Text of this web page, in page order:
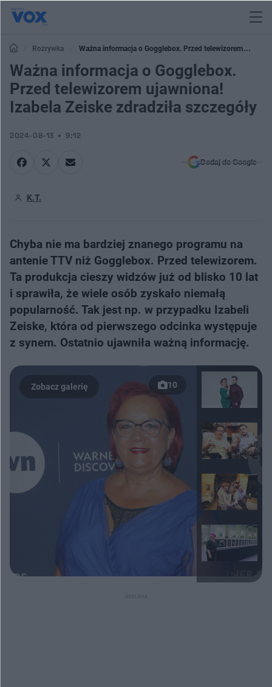
Rozrywka
Ważna informacja o Gogglebox. Przed telewizorem
ujawniona! Izabela Zeiske zdradziła szczegóły
Ważna informacja o Gogglebox.
Przed telewizorem ujawniona!
Izabela Zeiske zdradziła szczegóły
2024-08-13 9:12
Dodaj do Google
K.T.
Chyba nie ma bardziej znanego programu na
antenie TTV niż Gogglebox. Przed telewizorem.
Ta produkcja cieszy widzów już od blisko 10 lat
i sprawiła, że wiele osób zyskało niemałą
popularność. Tak jest np. w przypadku Izabeli
Zeiske, która od pierwszego odcinka występuje
z synem. Ostatnio ujawniła ważną informację.
10